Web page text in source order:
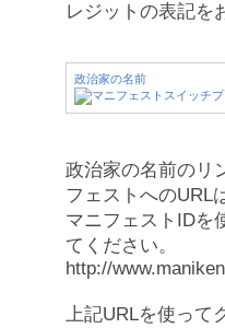
レジットの表記を
政治家の名前
政治家の名前のリ
フェストへのURL
マニフェストIDを
てください。
http://
上記URLを使って